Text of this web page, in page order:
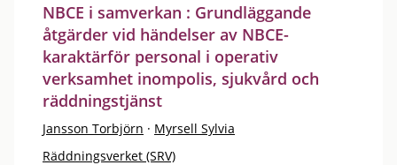
NBCE i samverkan : Grundläggande
åtgärder vid händelser av NBCE-
karaktärför personal i operativ
verksamhet inompolis, sjukvård och
räddningstjänst
Jansson Torbjörn · Myrsell Sylvia
Räddningsverket (SRV)